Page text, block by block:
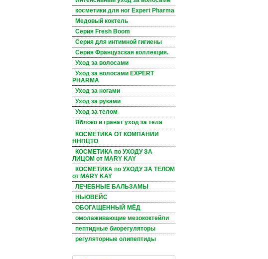
косметики для ног Expert Pharma
Медовый коктель
Серия Fresh Boom
Серия для интимной гигиены
Серия Французская коллекция.
Уход за волосами
Уход за волосами EXPERT
PHARMA
Уход за ногами
Уход за руками
Уход за телом
Яблоко и гранат уход за тела
КОСМЕТИКА ОТ КОМПАНИИ
ННПЦТО
КОСМЕТИКА по УХОДУ ЗА
ЛИЦОМ от MARY KAY
КОСМЕТИКА по УХОДУ ЗА ТЕЛОМ
от MARY KAY
ЛЕЧЕБНЫЕ БАЛЬЗАМЫ
НЬЮВЕЙС
ОБОГАЩЕННЫЙ МЁД
омолаживающие мезококтейли
пептидные биорегуляторы
регуляторные олипептиды